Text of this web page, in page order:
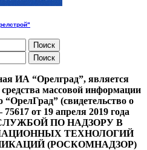
ИА “Орелград”, является
массовой информации
(свидетельство о
от 19 апреля 2019 года
ПО НАДЗОРУ В
ТЕХНОЛОГИЙ
(РОСКОМНАДЗОР)